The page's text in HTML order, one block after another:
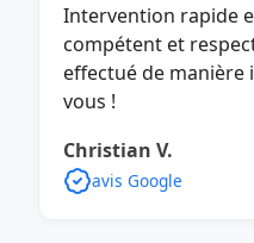
Intervention rapide
compétent et
effectué de manière
vous !
Christian V.
avis Google